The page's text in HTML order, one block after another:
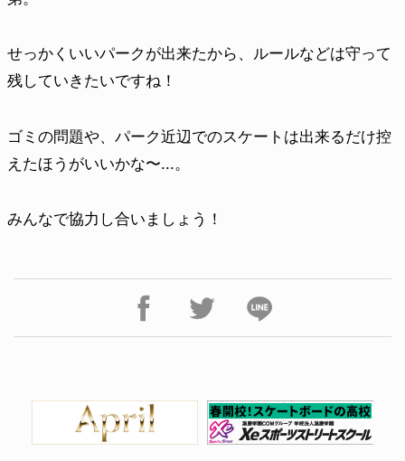
せっかくいいパークが出来たから、ルールなどは守って
残していきたいですね！
ゴミの問題や、パーク近辺でのスケートは出来るだけ控
えたほうがいいかな〜...。
みんなで協力し合いましょう！